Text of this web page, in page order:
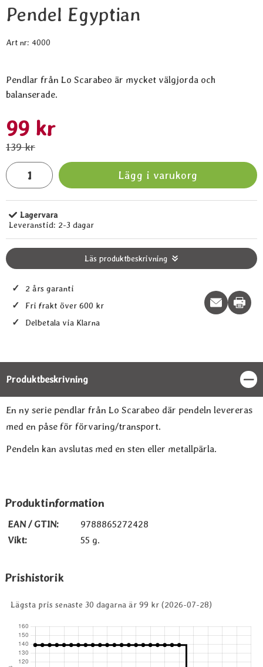
Pendel Egyptian
Art nr: 4000
Pendlar från Lo Scarabeo är mycket välgjorda och
balanserade.
rea pris
99 kr
tidigare pris
139 kr
antal
Lägg i varukorg
Tillgänglighet:
Lagervara
Leveranstid: 2-3 dagar
Läs produktbeskrivning
✓ 2 års garanti
✓ Fri frakt över 600 kr
✓ Delbetala via Klarna
Print
Produktbeskrivning
Produktbeskrivning
En ny serie pendlar från Lo Scarabeo där pendeln levereras
med en påse för förvaring/transport.
Pendeln kan avslutas med en sten eller metallpärla.
Produktinformation
EAN / GTIN:
9788865272428
Vikt:
55 g.
Prishistorik
Lägsta pris senaste 30 dagarna är 99 kr (2026-07-28)